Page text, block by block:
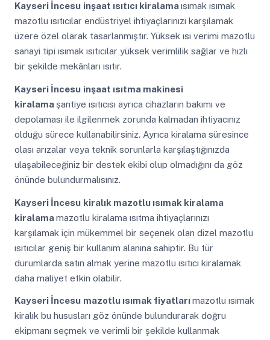
Kayseri İncesu inşaat ısıtıcı kiralamaısımak ısımak
mazotlu ısıtıcılar endüstriyel ihtiyaçlarınızı karşılamak
üzere özel olarak tasarlanmıştır. Yüksek ısı verimi mazotlu
sanayi tipi ısımak ısıtıcılar yüksek verimlilik sağlar ve hızlı
bir şekilde mekânları ısıtır.
Kayseri İncesu inşaat ısıtma makinesi
kiralama şantiye ısıtıcısı ayrıca cihazların bakımı ve
depolaması ile ilgilenmek zorunda kalmadan ihtiyacınız
olduğu sürece kullanabilirsiniz. Ayrıca kiralama süresince
olası arızalar veya teknik sorunlarla karşılaştığınızda
ulaşabileceğiniz bir destek ekibi olup olmadığını da göz
önünde bulundurmalısınız.
Kayseri İncesu kiralık mazotlu ısımak kiralama
kiralamamazotlu kiralama ısıtma ihtiyaçlarınızı
karşılamak için mükemmel bir seçenek olan dizel mazotlu
ısıtıcılar geniş bir kullanım alanına sahiptir. Bu tür
durumlarda satın almak yerine mazotlu ısıtıcı kiralamak
daha maliyet etkin olabilir.
Kayseri İncesu mazotlu ısımak fiyatlarımazotlu ısımak
kiralık bu hususları göz önünde bulundurarak doğru
ekipmanı seçmek ve verimli bir şekilde kullanmak